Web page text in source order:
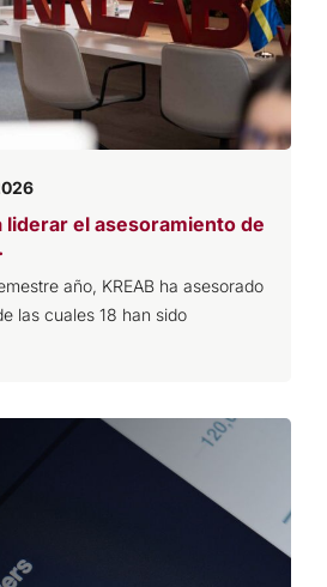
liderar el asesoramiento de
año, KREAB ha asesorado
las cuales 18 han sido